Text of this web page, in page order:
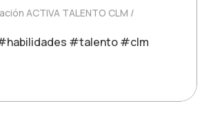
ACTIVA TALENTO CLM
#talento #clm